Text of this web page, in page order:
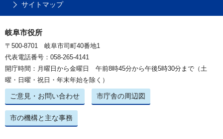
サイトマップ
岐阜市役所
〒500-8701 岐阜市司町40番地1
代表電話番号：058-265-4141
開庁時間：月曜日から金曜日 午前8時45分から午後5時30分まで（土
曜・日曜・祝日・年末年始を除く）
ご意見・お問い合わせ 市庁舎の周辺図
市の機構と主な事務